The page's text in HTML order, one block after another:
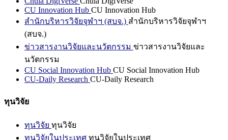
CU Innovation Hub CU Innovation Hub
สำนักบริหารวิจัยจุฬาฯ (สบจ.) สำนักบริหารวิจัยจุฬาฯ
(สบจ.)
ข่าวสารงานวิจัยและนวัตกรรม ข่าวสารงานวิจัยและ
นวัตกรรม
CU Social Innovation Hub CU Social Innovation Hub
CU-Daily Research CU-Daily Research
ทุนวิจัย
ทุนวิจัย ทุนวิจัย
ทุนวิจัยในประเทศ ทุนวิจัยในประเทศ